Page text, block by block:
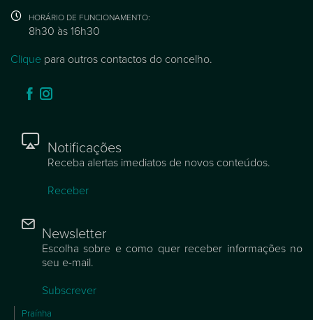
HORÁRIO DE FUNCIONAMENTO:
8h30 às 16h30
Clique para outros contactos do concelho.
Notificações
Receba alertas imediatos de novos conteúdos.
Receber
Newsletter
Escolha sobre e como quer receber informações no
seu e-mail.
Subscrever
Praínha